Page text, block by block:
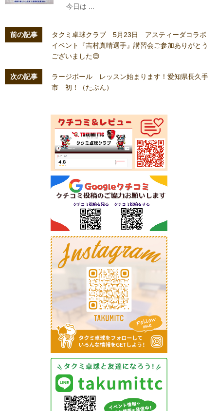
今日は ...
前の記事
タクミ卓球クラブ 5月23日 アスティーダコラボ
イベント『吉村真晴選手』講習会ご参加ありがとう
ございました😊
次の記事
ラージボール レッスン始まります！愛知県長久手
市 初！（たぶん）